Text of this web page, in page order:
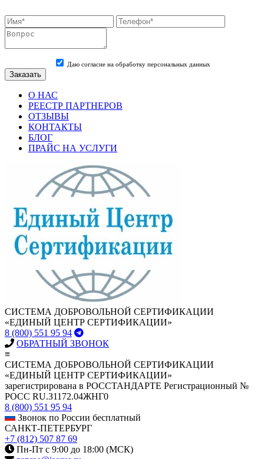
Даю согласие на обработку персональных данных
О НАС
РЕЕСТР ПАРТНЕРОВ
ОТЗЫВЫ
КОНТАКТЫ
БЛОГ
ПРАЙС НА УСЛУГИ
СИСТЕМА ДОБРОВОЛЬНОЙ СЕРТИФИКАЦИИ
«ЕДИНЫЙ ЦЕНТР СЕРТИФИКАЦИИ»
8 (800) 551 95 94
ОБРАТНЫЙ ЗВОНОК
≡
СИСТЕМА ДОБРОВОЛЬНОЙ СЕРТИФИКАЦИИ
«ЕДИНЫЙ ЦЕНТР СЕРТИФИКАЦИИ»
зарегистрирована в РОССТАНДАРТЕ Регистрационный №
РОСС RU.З1172.04ЖНГ0
8 (800) 551 95 94
Звонок по России бесплатный
САНКТ-ПЕТЕРБУРГ
+7 (812) 507 87 69
Пн-Пт с 9:00 до 18:00 (МСК)